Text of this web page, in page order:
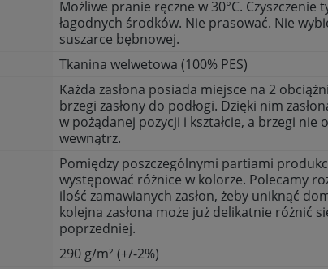
Możliwe pranie ręczne w 30°C. Czyszczenie
łagodnych środków. Nie prasować. Nie
suszarce bębnowej.
Tkanina welwetowa (100% PES)
Każda zasłona posiada miejsce na 2
brzegi zasłony do podłogi. Dzięki nim
w pożądanej pozycji i kształcie, a brzegi nie
wewnątrz.
Pomiędzy poszczególnymi partiami
występować różnice w kolorze. Polecamy
ilość zamawianych zasłon, żeby uniknąć
kolejna zasłona może już delikatnie różnić
poprzedniej.
290 g/m² (+/-2%)